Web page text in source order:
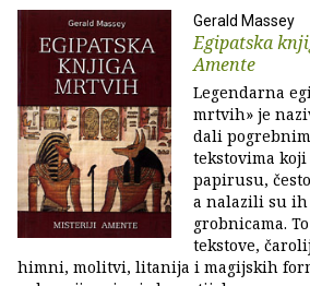
Gerald Massey
Egipatska
Amente
Legendarna
mrtvih» je
dali
tekstovima
papirusu,
a nalazili su
grobnicama.
tekstove,
himni, molitvi, litanija i magijskih